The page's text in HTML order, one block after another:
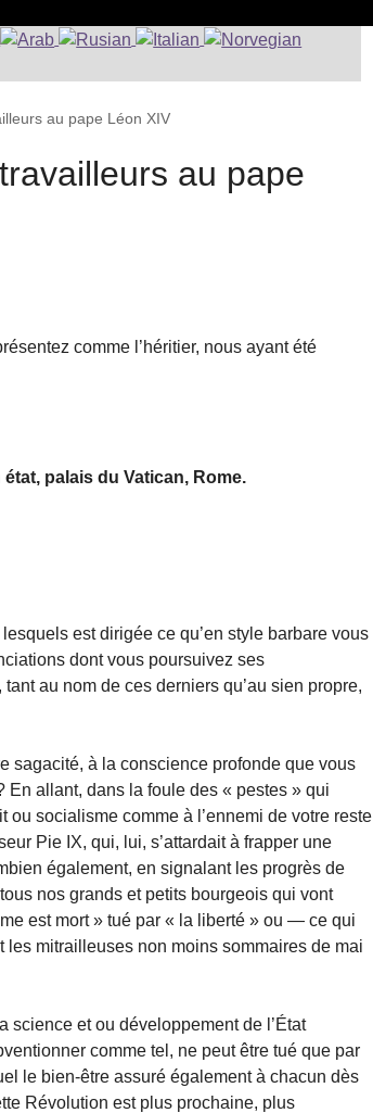
au pape Léon XIV
au pape
comme l’héritier, nous ayant été
palais du Vatican, Rome.
est dirigée ce qu’en style barbare vous
dont vous poursuivez ses
au nom de ces derniers qu’au sien propre,
sagacité, à la conscience profonde que vous
allant, dans la foule des « pestes » qui
socialisme comme à l’ennemi de votre reste
Pie IX, qui, lui, s’attardait à frapper une
également, en signalant les progrès de
nos grands et petits bourgeois qui vont
est mort » tué par « la liberté » ou — ce qui
mitrailleuses non moins sommaires de mai
et ou développement de l’État
comme tel, ne peut être tué que par
le bien-être assuré également à chacun dès
Révolution est plus prochaine, plus